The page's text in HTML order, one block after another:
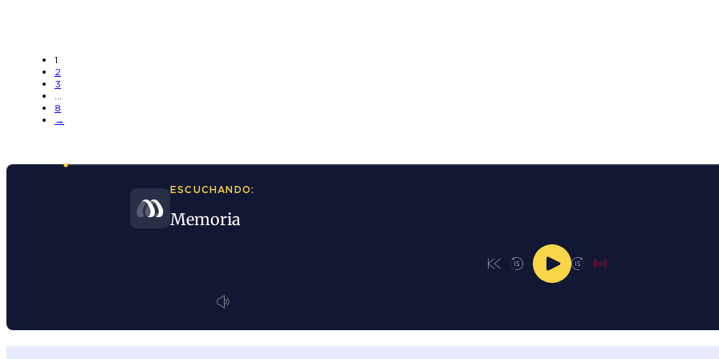
1
2
3
8
→
ESCUCHANDO:
Memoria